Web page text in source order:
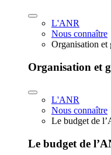
L'ANR
Nous connaître
Organisation et
Organisation et
L'ANR
Nous connaître
Le budget de
Le budget de